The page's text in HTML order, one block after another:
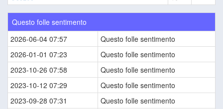
Questo folle sentimento
2026-06-04 07:57
Questo folle sentimento
2026-01-01 07:23
Questo folle sentimento
2023-10-26 07:58
Questo folle sentimento
2023-10-12 07:29
Questo folle sentimento
2023-09-28 07:31
Questo folle sentimento